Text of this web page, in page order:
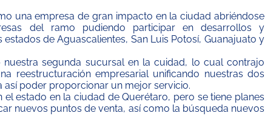
una empresa de gran impacto en la ciudad abriéndose
del ramo pudiendo participar en desarrollos y
de Aguascalientes, San Luis Potosí, Guanajuato y
segunda sucursal en la cuidad, lo cual contrajo
reestructuración empresarial unificando nuestras dos
así poder proporcionar un mejor servicio.
estado en la ciudad de Querétaro, pero se tiene planes
nuevos puntos de venta, así como la búsqueda nuevos